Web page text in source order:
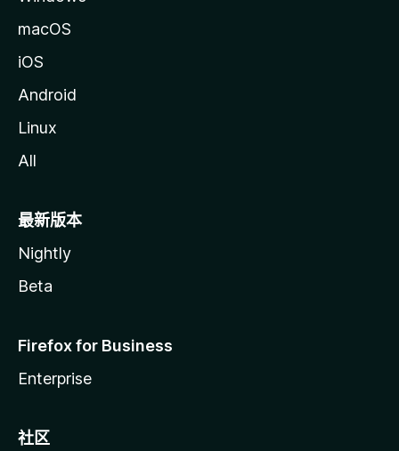
macOS
iOS
Android
Linux
All
最新版本
Nightly
Beta
Firefox for Business
Enterprise
社区